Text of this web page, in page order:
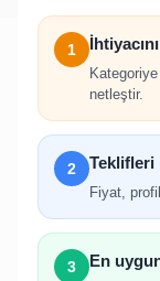
1
netleştir.
2 Teklifleri
Fiyat,
3 En
İlan